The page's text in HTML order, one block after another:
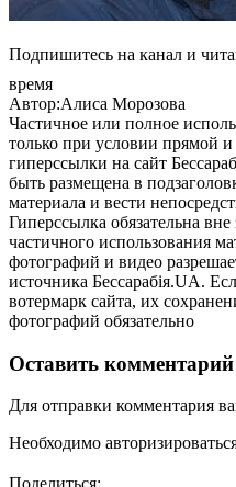
Подпишитесь на канал и
время
Автор:Алиса Морозова
Частичное или полное
только при условии прямой
гиперссылки на сайт
быть размещена в
материала и вести
Гиперссылка обязательна
частичного использования
фотографий и видео
источника Бессарабія.UA.
вотермарк сайта, их
фотографий обязательно
Оставить комментарий
Для отправки комментария
Необходимо